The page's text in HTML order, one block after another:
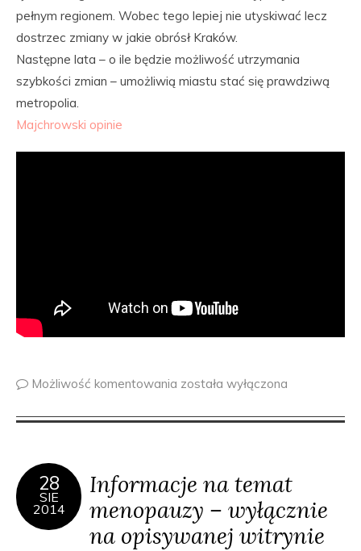
pełnym regionem. Wobec tego lepiej nie utyskiwać lecz
dostrzec zmiany w jakie obrósł Kraków.
Następne lata – o ile będzie możliwość utrzymania
szybkości zmian – umożliwią miastu stać się prawdziwą
metropolia.
Majchrowski opinie
Możliwość komentowania została wyłączona
28
SIE
2014
Informacje na temat
menopauzy – wyłącznie
na opisywanej witrynie